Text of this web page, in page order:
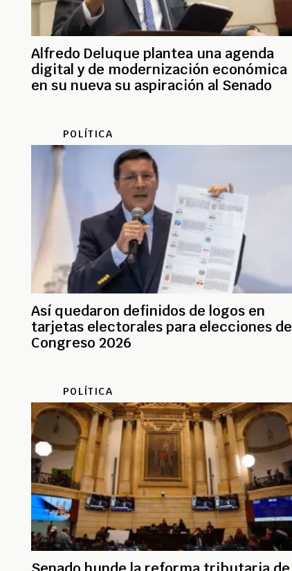
Alfredo Deluque plantea una agenda
digital y de modernización económica
en su nueva su aspiración al Senado
POLÍTICA
Así quedaron definidos de logos en
tarjetas electorales para elecciones de
Congreso 2026
POLÍTICA